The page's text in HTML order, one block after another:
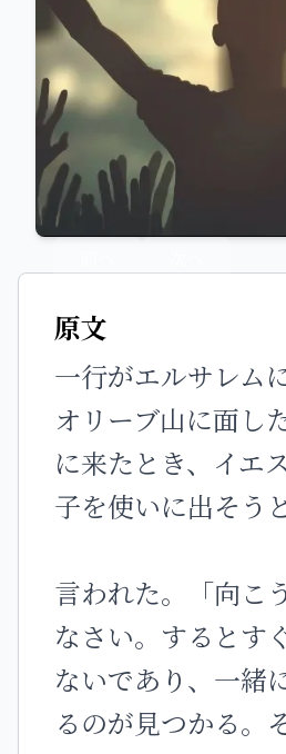
原文
一行がエルサレム
オリーブ山に面し
に来たとき、イエ
子を使いに出そう
言われた。「向こ
なさい。するとす
ないであり、一緒
るのが見つかる。